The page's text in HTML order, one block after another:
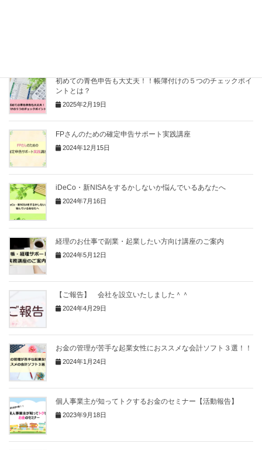
初めての青色申告も大丈夫！！帳簿付けの５つのチェックポイ
ントとは？
2025年2月19日
FPさんのための確定申告サポート実践講座
2024年12月15日
iDeCo・新NISAをするかしないか悩んでいるあなたへ
2024年7月16日
経理のお仕事で副業・起業したい方向け講座のご案内
2024年5月12日
【ご報告】 会社を設立いたしました＾＾
2024年4月29日
お金の管理が苦手な起業女性におススメな会計ソフト３選！！
2024年1月24日
個人事業主が知ってトクするお金のセミナー【活動報告】
2023年9月18日